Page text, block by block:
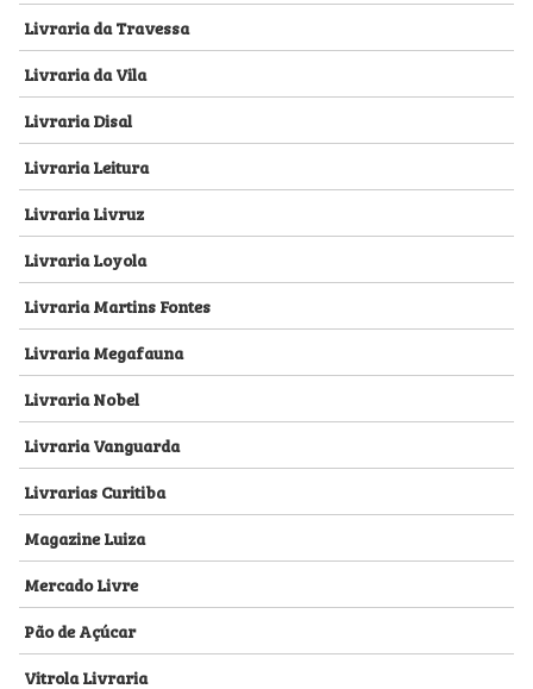
Livraria da Travessa
Livraria da Vila
Livraria Disal
Livraria Leitura
Livraria Livruz
Livraria Loyola
Livraria Martins Fontes
Livraria Megafauna
Livraria Nobel
Livraria Vanguarda
Livrarias Curitiba
Magazine Luiza
Mercado Livre
Pão de Açúcar
Vitrola Livraria